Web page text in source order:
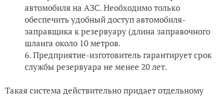
автомобиля на АЗС. Необходимо только
обеспечить удобный доступ автомобиля-
заправщика к резервуару (длина заправочного
шланга около 10 метров.
Предприятие-изготовитель гарантирует срок
службы резервуара не менее 20 лет.
Такая система действительно придает отдельному